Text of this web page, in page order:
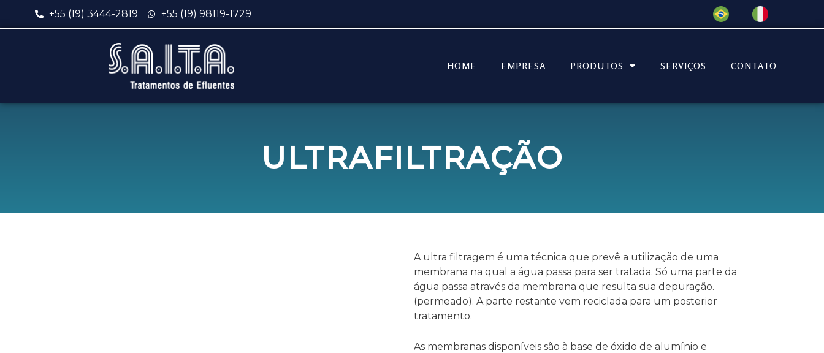
+55 (19) 3444-2819 +55 (19) 98119-1729
HOME EMPRESA PRODUTOS SERVIÇOS CONTATO
ULTRAFILTRAÇÃO
A ultra filtragem é uma técnica que prevê a utilização de uma
membrana na qual a água passa para ser tratada. Só uma parte da
água passa através da membrana que resulta sua depuração.
(permeado). A parte restante vem reciclada para um posterior
tratamento.
As membranas disponíveis são à base de óxido de alumínio e